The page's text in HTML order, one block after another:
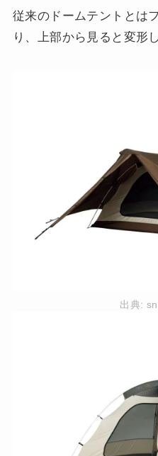
従来のドームテントとは
り、上部から見ると変形
出典: